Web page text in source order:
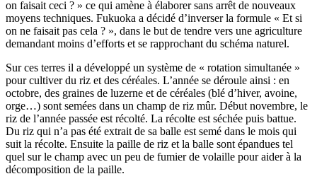
on faisait ceci ? » ce qui amène à élaborer sans arrêt de nouveaux
moyens techniques. Fukuoka a décidé d’inverser la formule « Et si
on ne faisait pas cela ? », dans le but de tendre vers une agriculture
demandant moins d’efforts et se rapprochant du schéma naturel.
Sur ces terres il a développé un système de « rotation simultanée »
pour cultiver du riz et des céréales. L’année se déroule ainsi : en
octobre, des graines de luzerne et de céréales (blé d’hiver, avoine,
orge…) sont semées dans un champ de riz mûr. Début novembre, le
riz de l’année passée est récolté. La récolte est séchée puis battue.
Du riz qui n’a pas été extrait de sa balle est semé dans le mois qui
suit la récolte. Ensuite la paille de riz et la balle sont épandues tel
quel sur le champ avec un peu de fumier de volaille pour aider à la
décomposition de la paille.